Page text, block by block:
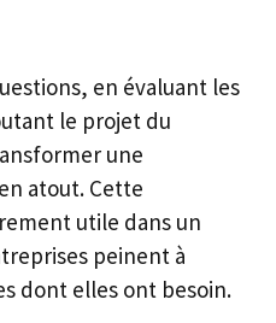
en évaluant les
le projet du
une
atout. Cette
utile dans un
peinent à
dont elles ont besoin.